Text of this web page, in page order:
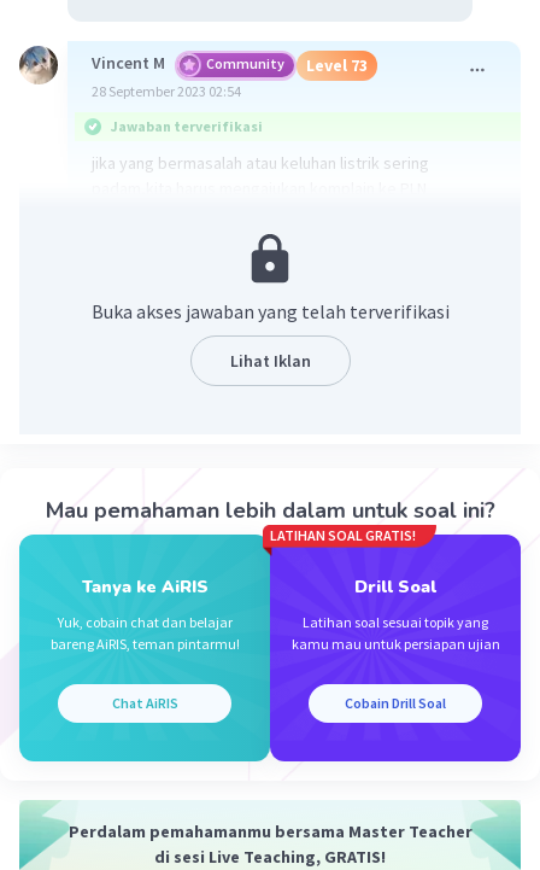
Vincent M Community Level 73
28 September 2023 02:54
Jawaban terverifikasi
jika yang bermasalah atau keluhan listrik sering
·0.0
Iklan
Buka akses jawaban yang telah terverifikasi
Lihat Iklan
Mau pemahaman lebih dalam untuk soal ini?
Tanya ke AiRIS
Yuk, cobain chat dan belajar
bareng AiRIS, teman pintarmu!
Chat AiRIS
LATIHAN SOAL GRATIS!
Drill Soal
Latihan soal sesuai topik yang
kamu mau untuk persiapan ujian
Cobain Drill Soal
Perdalam pemahamanmu bersama Master Teacher
di sesi Live Teaching, GRATIS!